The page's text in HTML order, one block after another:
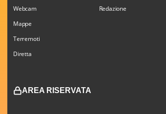
Webcam
Mappe
Terremoti
Diretta
Redazione
AREA RISERVATA